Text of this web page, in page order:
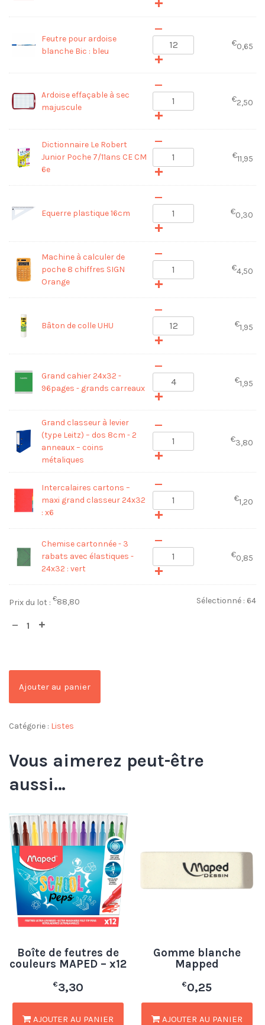
Feutre pour ardoise
blanche Bic : bleu
€0,65
Ardoise effaçable à sec
majuscule
€2,50
Dictionnaire Le Robert
Junior Poche 7/11ans CE CM
6e
€11,95
Equerre plastique 16cm €0,30
Machine à calculer de
poche 8 chiffres SIGN
Orange
€4,50
Bâton de colle UHU €1,95
Grand cahier 24x32 -
96pages - grands carreaux
€1,95
Grand classeur à levier
(type Leitz) – dos 8cm - 2
anneaux – coins
métaliques
€3,80
Intercalaires cartons –
maxi grand classeur 24x32
: x6
€1,20
Chemise cartonnée - 3
rabats avec élastiques -
24x32 : vert
€0,85
Prix du lot : €88,80 Sélectionné : 64
Ajouter au panier
Catégorie : Listes
Vous aimerez peut-être
aussi…
Boîte de feutres de
couleurs MAPED – x12
€3,30
AJOUTER AU PANIER
Gomme blanche
Mapped
€0,25
AJOUTER AU PANIER